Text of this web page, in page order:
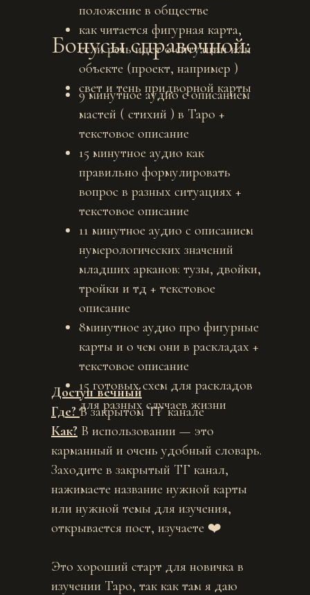
положение в обществе
как читается фигурная карта,
если речь идет о ситуации или
объекте (проект, например )
свет и тень придворной карты
Бонусы справочной:
9 минутное аудио с описанием
мастей ( стихий ) в Таро +
текстовое описание
15 минутное аудио как
правильно формулировать
вопрос в разных ситуациях +
текстовое описание
11 минутное аудио с описанием
нумерологических значений
младших арканов: тузы, двойки,
тройки и тд + текстовое
описание
8минутное аудио про фигурные
карты и о чем они в раскладах +
текстовое описание
15 готовых схем для раскладов
для разных случаев жизни
Доступ вечный
Где?В закрытом ТГ канале
Как? В использовании — это
карманный и очень удобный словарь.
Заходите в закрытый ТГ канал,
нажимаете название нужной карты
или нужной темы для изучения,
открывается пост, изучаете ❤️
Это хороший старт для новичка в
изучении Таро, так как там я даю